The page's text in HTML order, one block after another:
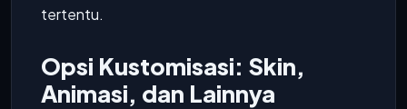
tertentu.
Opsi Kustomisasi: Skin,
Animasi, dan Lainnya